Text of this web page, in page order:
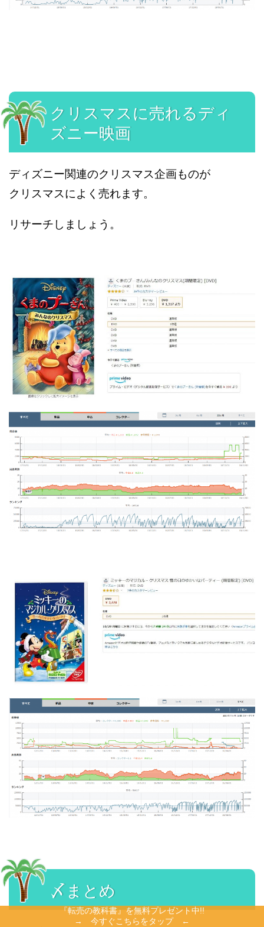
クリスマスに売れるディ
ズニー映画
ディズニー関連のクリスマス企画ものが
クリスマスによく売れます。
リサーチしましょう。
〆まとめ
『転売の教科書』を無料プレゼント中!!
→ 今すぐこちらをタップ ←